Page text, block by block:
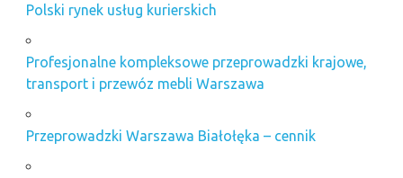
Polski rynek usług kurierskich
Profesjonalne kompleksowe przeprowadzki krajowe,
transport i przewóz mebli Warszawa
Przeprowadzki Warszawa Białołęka – cennik